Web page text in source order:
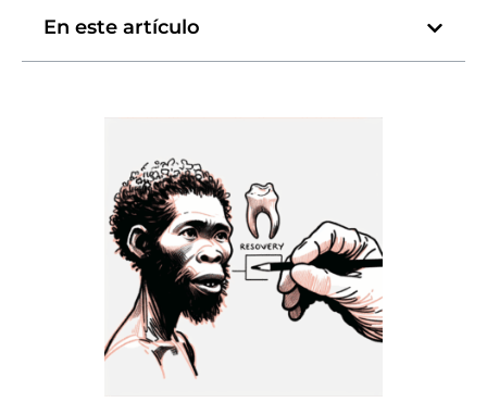
En este artículo